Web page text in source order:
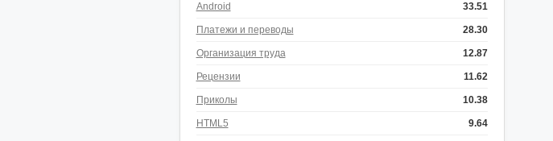
Android 33.51
Платежи и переводы 28.30
Организация труда 12.87
Рецензии 11.62
Приколы 10.38
HTML5 9.64